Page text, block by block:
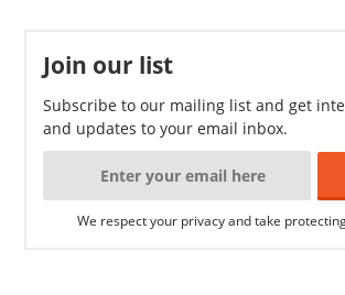
Join our list
Subscribe to our mailing list and get
and updates to your email inbox.
We respect your privacy and take